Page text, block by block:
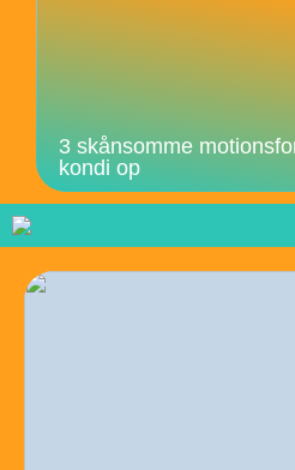
3 skånsomme
kondi op